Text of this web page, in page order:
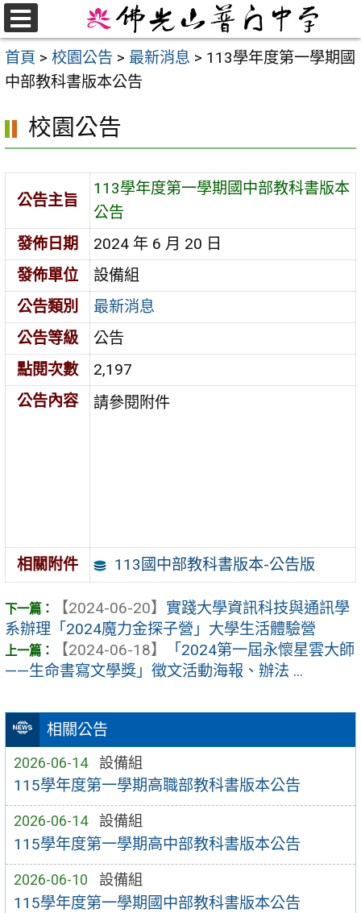
跳
至
主
要
首頁 > 校園公告 > 最新消息 > 113學年度第一學期國
中部教科書版本公告
相關公告
2026-06-14 設備組
115學年度第一學期高職部教科書版本公告
2026-06-14 設備組
115學年度第一學期高中部教科書版本公告
2026-06-10 設備組
115學年度第一學期國中部教科書版本公告
校園公告
公告主旨
113學年度第一學期國中部教科書版本
公告
發佈日期
2024 年 6 月 20 日
發佈單位
設備組
公告類別
最新消息
公告等級
公告
點閱次數
2,197
公告內容
請參閱附件
相關附件 113國中部教科書版本-公告版
【2024-06-20】 實踐大學資訊科技與通訊學
系辦理「2024魔力金探子營」大學生活體驗營
【2024-06-18】
「2024第一屆永懷星雲大師
——生命書寫文學獎」徵文活動海報、辦法 ...
選
單